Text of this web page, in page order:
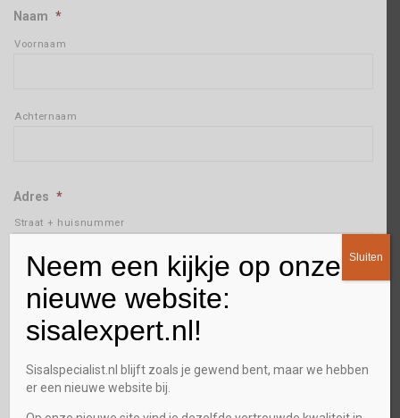
Naam *
Voornaam
Achternaam
Adres *
Straat + huisnummer
Plaats
Neem een kijkje op onze
nieuwe website:
sisalexpert.nl!
Sisalspecialist.nl blijft zoals je gewend bent, maar we hebben
er een nieuwe website bij.
Sluiten